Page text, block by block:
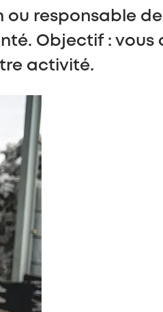
ou responsable
Objectif : vous
activité.